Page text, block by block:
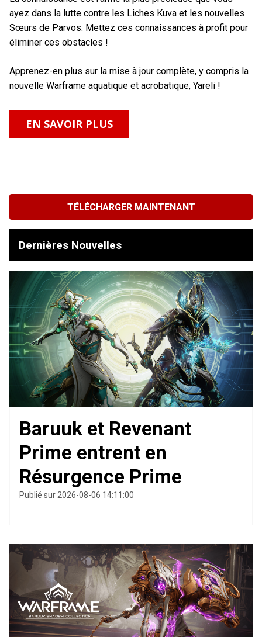
ayez dans la lutte contre les Liches Kuva et les nouvelles
Sœurs de Parvos. Mettez ces connaissances à profit pour
éliminer ces obstacles !
Apprenez-en plus sur la mise à jour complète, y compris la
nouvelle Warframe aquatique et acrobatique, Yareli !
EN SAVOIR PLUS
TÉLÉCHARGER MAINTENANT
Dernières Nouvelles
Baruuk et Revenant
Prime entrent en
Résurgence Prime
Publié sur 2026-08-06 14:11:00